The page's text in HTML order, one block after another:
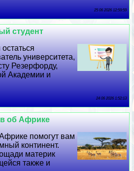
25 06 2026 12:59:59
студент
университета,
Резерфорду,
Академии и
24 06 2026 1:52:13
об Африке
помогут вам
континент.
материк
также и